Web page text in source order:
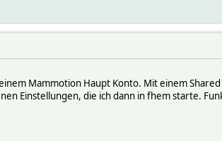
Mammotion Haupt Konto. Mit einem
Einstellungen, die ich dann in fhem starte.